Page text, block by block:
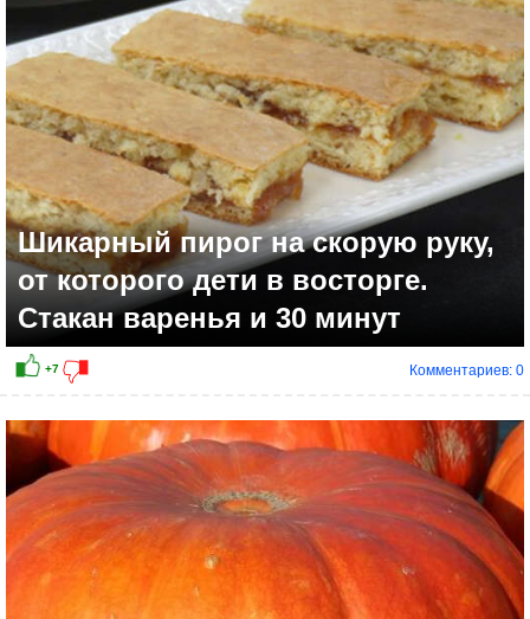
+5
Шикарный пирог на скорую руку,
от которого дети в восторге.
Стакан варенья и 30 минут
Комментариев: 0